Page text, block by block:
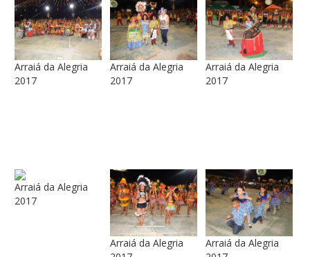
Arraiá da Alegria
2017
Arraiá da Alegria
2017
Arraiá da Alegria
2017
Arraiá da Alegria
2017
Arraiá da Alegria
Arraiá da Alegria